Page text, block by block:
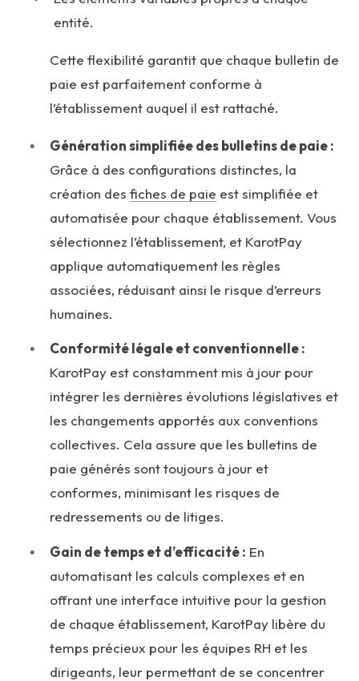
entité.
Cette flexibilité garantit que chaque bulletin de
paie est parfaitement conforme à
l’établissement auquel il est rattaché.
Génération simplifiée des bulletins de paie :
Grâce à des configurations distinctes, la
création des fiches de paie est simplifiée et
automatisée pour chaque établissement. Vous
sélectionnez l’établissement, et KarotPay
applique automatiquement les règles
associées, réduisant ainsi le risque d’erreurs
humaines.
Conformité légale et conventionnelle :
KarotPay est constamment mis à jour pour
intégrer les dernières évolutions législatives et
les changements apportés aux conventions
collectives. Cela assure que les bulletins de
paie générés sont toujours à jour et
conformes, minimisant les risques de
redressements ou de litiges.
Gain de temps et d’efficacité : En
automatisant les calculs complexes et en
offrant une interface intuitive pour la gestion
de chaque établissement, KarotPay libère du
temps précieux pour les équipes RH et les
dirigeants, leur permettant de se concentrer